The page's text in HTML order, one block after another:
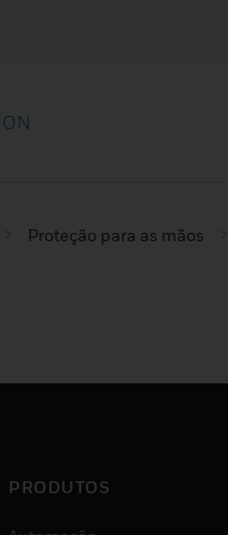
Proteção para as mãos
PRODUTOS